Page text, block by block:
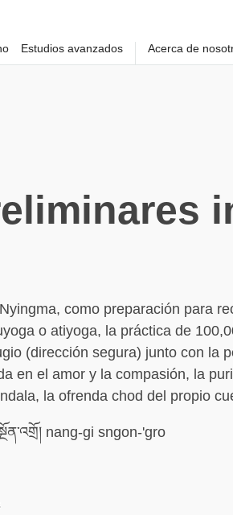
Estudios avanzados Acerca de
como preparación para
o atiyoga, la práctica de
(dirección segura) junto con la
en el amor y la compasión, la
la ofrenda chod del propio
nang-gi sngon-'gro